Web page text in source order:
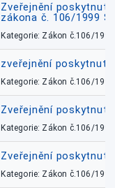
Zveřejnění
zákona č. 106/1999
Kategorie: Zákon č.106/1999
zveřejnění
Kategorie: Zákon č.106/1999
Zveřejnění
Kategorie: Zákon č.106/1999
Zveřejnění
Kategorie: Zákon č.106/1999